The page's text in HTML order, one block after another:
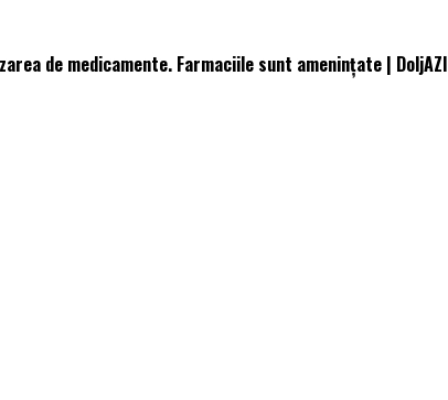
de medicamente. Farmaciile sunt amenințate | DoljAZI